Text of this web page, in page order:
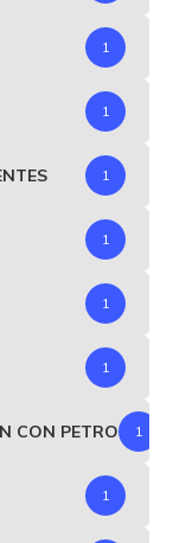
1
1
1
1
1
1
CON PETRO 1
1